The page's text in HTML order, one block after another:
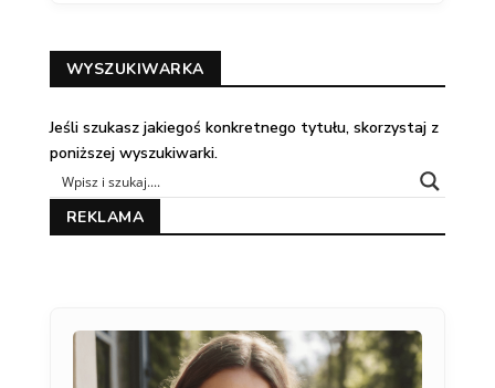
WYSZUKIWARKA
Jeśli szukasz jakiegoś konkretnego tytułu, skorzystaj z
poniższej wyszukiwarki.
REKLAMA